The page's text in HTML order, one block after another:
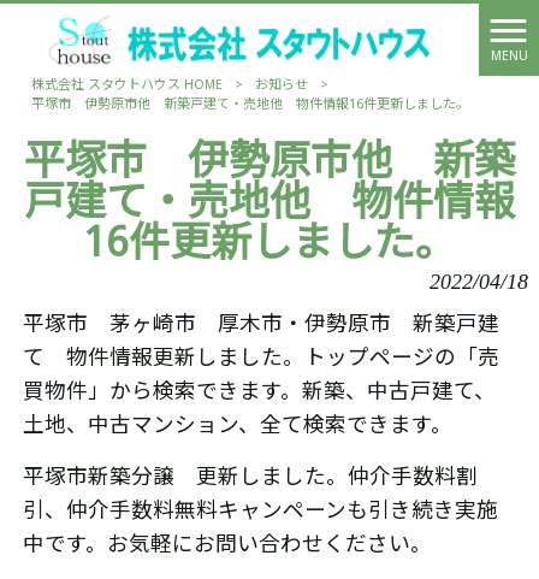
MENU
株式会社 スタウトハウス HOME
> お知らせ
>
平塚市 伊勢原市他 新築戸建て・売地他 物件情報16件更新しました。
平塚市 伊勢原市他 新築
戸建て・売地他 物件情報
16件更新しました。
2022/04/18
平塚市 茅ヶ崎市 厚木市・伊勢原市 新築戸建
て 物件情報更新しました。トップページの「売
買物件」から検索できます。新築、中古戸建て、
土地、中古マンション、全て検索できます。
平塚市新築分譲 更新しました。仲介手数料割
引、仲介手数料無料キャンペーンも引き続き実施
中です。お気軽にお問い合わせください。